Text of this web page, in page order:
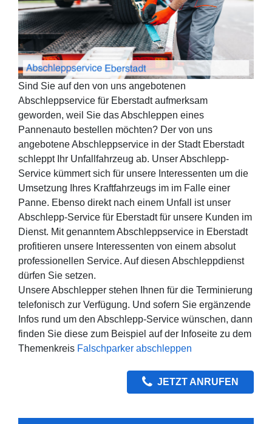
Sind Sie auf den von uns angebotenen
Abschleppservice für Eberstadt aufmerksam
geworden, weil Sie das Abschleppen eines
Pannenauto bestellen möchten? Der von uns
angebotene Abschleppservice in der Stadt Eberstadt
schleppt Ihr Unfallfahrzeug ab. Unser Abschlepp-
Service kümmert sich für unsere Interessenten um die
Umsetzung Ihres Kraftfahrzeugs im im Falle einer
Panne. Ebenso direkt nach einem Unfall ist unser
Abschlepp-Service für Eberstadt für unsere Kunden im
Dienst. Mit genanntem Abschleppservice in Eberstadt
profitieren unsere Interessenten von einem absolut
professionellen Service. Auf diesen Abschleppdienst
dürfen Sie setzen.
Unsere Abschlepper stehen Ihnen für die Terminierung
telefonisch zur Verfügung. Und sofern Sie ergänzende
Infos rund um den Abschlepp-Service wünschen, dann
finden Sie diese zum Beispiel auf der Infoseite zu dem
Themenkreis Falschparker abschleppen
JETZT ANRUFEN